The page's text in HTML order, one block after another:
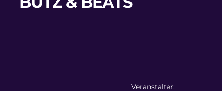
Veranstalter: